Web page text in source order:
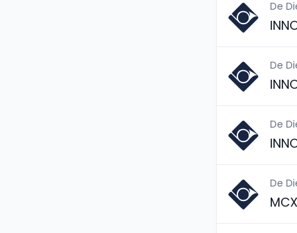
De
De
De
De